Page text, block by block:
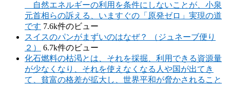
自然エネルギーの利用を条件にしないことが、小泉
元首相らの訴える、いますぐの「原発ゼロ」実現の道
です 7.6k件のビュー
スイスのパンがまずいのはなぜ？ （ジュネーブ便り
２）
6.7k件のビュー
化石燃料の枯渇とは、それを採掘、利用できる資源量
が少なくなり、それを使えなくなる人や国が出てき
て、貧富の格差が拡大し、世界平和が脅かされること